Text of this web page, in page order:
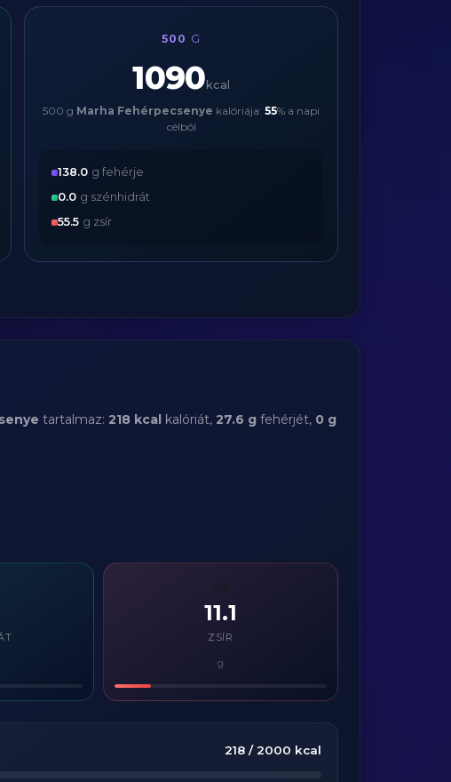
500 G
1090 kcal
500 g Marha Fehérpecsenye kalóriája: 55% a napi
célból
138.0 g fehérje
0.0 g szénhidrát
55.5 g zsír
tartalmaz: 218 kcal kalóriát, 27.6 g fehérjét, 0 g
11.1
ZSÍR
g
218 / 2000 kcal